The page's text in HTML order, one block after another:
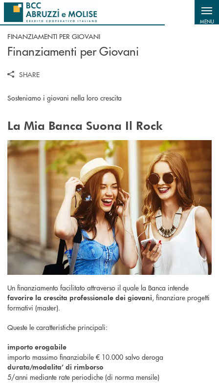
Salta al contenuto principale
MENU
FINANZIAMENTI PER GIOVANI
Finanziamenti per Giovani
SHARE
Sosteniamo i giovani nella loro crescita
La Mia Banca Suona Il Rock
Un finanziamento facilitato attraverso il quale la Banca intende
favorire la crescita professionale dei giovani, finanziare progetti
formativi (master).
Queste le caratteristiche principali:
importo erogabile
importo massimo finanziabile € 10.000 salvo deroga
durata/modalita’ di rimborso
5/anni mediante rate periodiche (di norma mensile)